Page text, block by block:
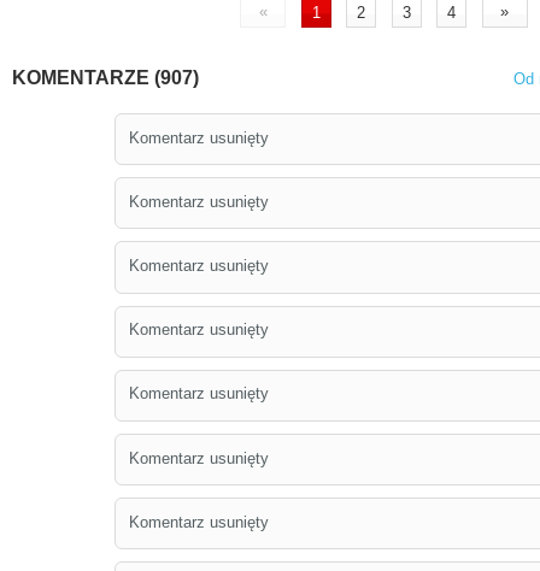
« 1 2 3 4 »
KOMENTARZE (907) Od
Komentarz usunięty
Komentarz usunięty
Komentarz usunięty
Komentarz usunięty
Komentarz usunięty
Komentarz usunięty
Komentarz usunięty